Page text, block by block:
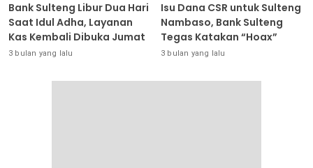
Bank Sulteng Libur Dua Hari
Saat Idul Adha, Layanan
Kas Kembali Dibuka Jumat
3 bulan yang lalu
Isu Dana CSR untuk Sulteng
Nambaso, Bank Sulteng
Tegas Katakan “Hoax”
3 bulan yang lalu